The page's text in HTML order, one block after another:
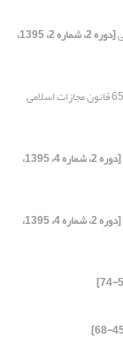
[دوره 2، شماره 2، 1395،
[دوره 2، شماره 4، 1395،
[دوره 2، شماره 4، 1395،